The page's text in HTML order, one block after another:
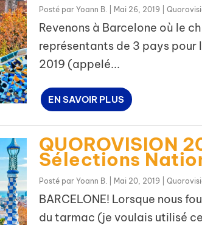
Posté par Yoann B. Mai 26, 2019|
Revenons à Barcelone où le
représentants de 3 pays pour
2019 (appelé...
EN SAVOIR PLUS
QUOROVISION
Sélections
Posté par Yoann B. Mai 20, 2019|
BARCELONE! Lorsque nous
du tarmac (je voulais utilisé